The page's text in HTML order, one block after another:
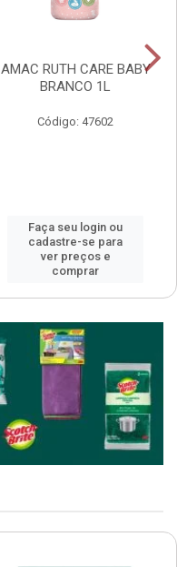
AMAC RUTH CARE BABY
BRANCO 1L
Código: 47602
Faça seu login ou
cadastre-se para
ver preços e
comprar